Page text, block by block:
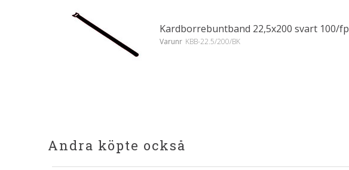
Kardborrebuntband 22,5x200 svart 100/fp
Varunr KBB-22.5/200/BK
Andra köpte också